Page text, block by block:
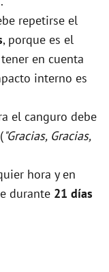
repetirse el
, porque es el
en cuenta
interno es
el canguro debe
("Gracias, Gracias,
hora y en
durante 21 días